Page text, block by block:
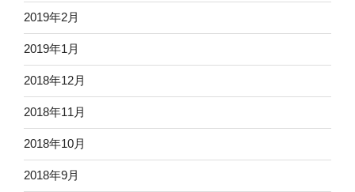
2019年2月
2019年1月
2018年12月
2018年11月
2018年10月
2018年9月